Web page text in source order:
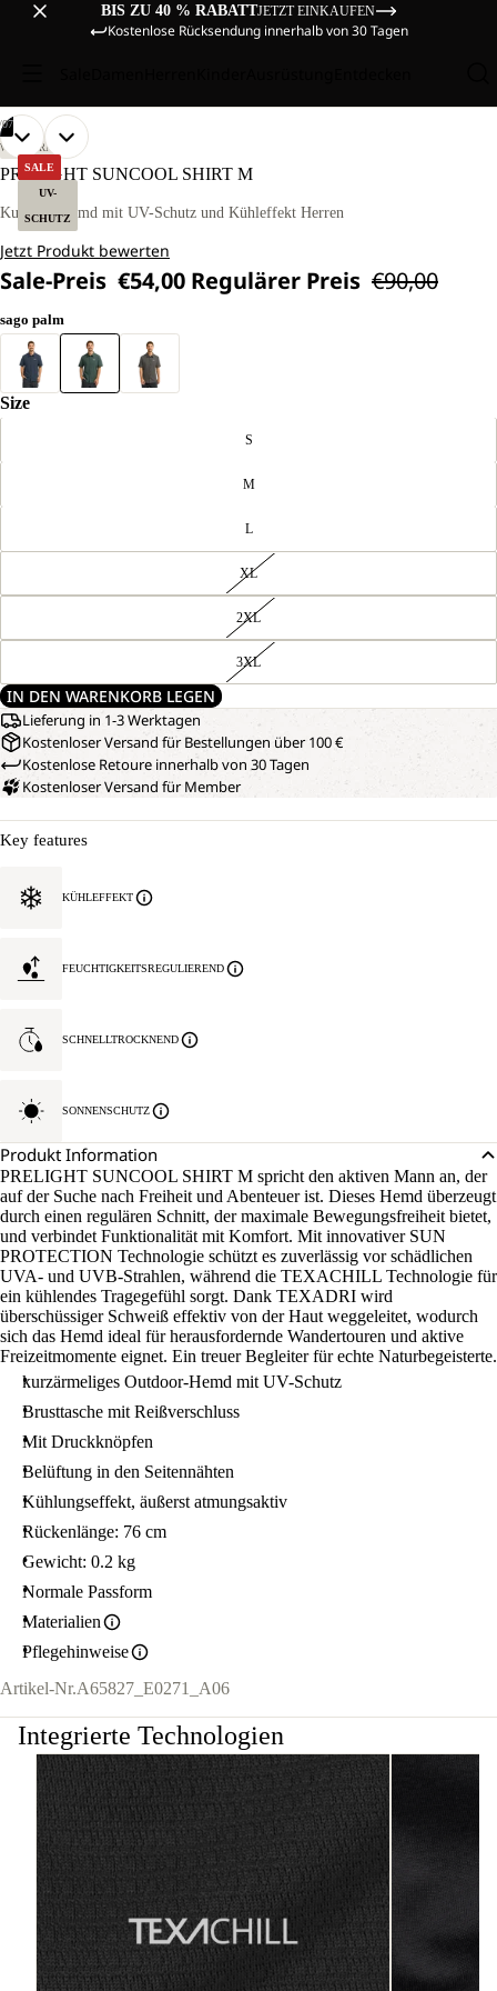
BIS ZU 40 % RABATTJETZT EINKAUFEN
Kostenlose Rücksendung innerhalb von 30 Tagen
SALE
UV-
SCHUTZ
UNSER
MODEL
IST
GROSS U
ND T
RÄGT G
RÖSSE L
07
BILD
IM
VOLLBILD
ÖFFNEN
UNSER
MODEL
IST
GROSS U
ND T
RÄGT G
RÖSSE L
BILD
IM
VOLLBILD
ÖFFNEN
BILD
IM
VOLLBILD
ÖFFNEN
BILD
IM
VOLLBILD
ÖFFNEN
BILD
IM
VOLLBILD
ÖFFNEN
BILD
IM
VOLLBILD
ÖFFNEN
BILD
IM
VOLLBILD
ÖFFNEN
WANDERN
PRELIGHT SUNCOOL SHIRT M
Kurzarm Hemd mit UV-Schutz und Kühleffekt Herren
Jetzt Produkt bewerten
Sale-Preis €54,00 Regulärer Preis €90,00
sago palm
Size
S
M
L
XL
2XL
3XL
IN DEN WARENKORB LEGEN
Lieferung in 1-3 Werktagen
Kostenloser Versand für Bestellungen über 100 €
Kostenlose Retoure innerhalb von 30 Tagen
Kostenloser Versand für Member
Key features
KÜHLEFFEKT
FEUCHTIGKEITSREGULIEREND
SCHNELLTROCKNEND
SONNENSCHUTZ
Produkt Information
PRELIGHT SUNCOOL SHIRT M spricht den aktiven Mann an, der
auf der Suche nach Freiheit und Abenteuer ist. Dieses Hemd überzeugt
durch einen regulären Schnitt, der maximale Bewegungsfreiheit bietet,
und verbindet Funktionalität mit Komfort. Mit innovativer SUN
PROTECTION Technologie schützt es zuverlässig vor schädlichen
UVA- und UVB-Strahlen, während die TEXACHILL Technologie für
ein kühlendes Tragegefühl sorgt. Dank TEXADRI wird
überschüssiger Schweiß effektiv von der Haut weggeleitet, wodurch
sich das Hemd ideal für herausfordernde Wandertouren und aktive
Freizeitmomente eignet. Ein treuer Begleiter für echte Naturbegeisterte.
kurzärmeliges Outdoor-Hemd mit UV-Schutz
Brusttasche mit Reißverschluss
Mit Druckknöpfen
Belüftung in den Seitennähten
Kühlungseffekt, äußerst atmungsaktiv
Rückenlänge: 76 cm
Gewicht: 0.2 kg
Normale Passform
Materialien
Pflegehinweise
Artikel-Nr.A65827_E0271_A06
Integrierte Technologien